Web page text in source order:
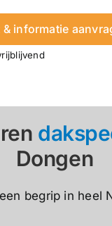
& informatie
Dongen
begrip in heel